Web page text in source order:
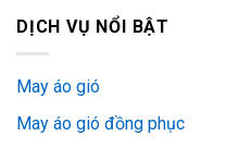
DỊCH VỤ NỔI BẬT
May áo gió
May áo gió đồng phục